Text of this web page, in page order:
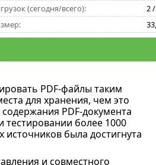
(сегодня/всего):
2
PDF-файлы таким
для хранения, чем это
PDF-документа
более 1000
была достигнута
и совместного